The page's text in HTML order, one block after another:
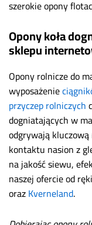
szerokie opony
Opony koła
sklepu
Opony rolnicze do
wyposażenie
przyczep rolniczych
dogniatających w
odgrywają
kontaktu nasion z
na jakość siewu,
naszej ofercie od
orazKverneland.